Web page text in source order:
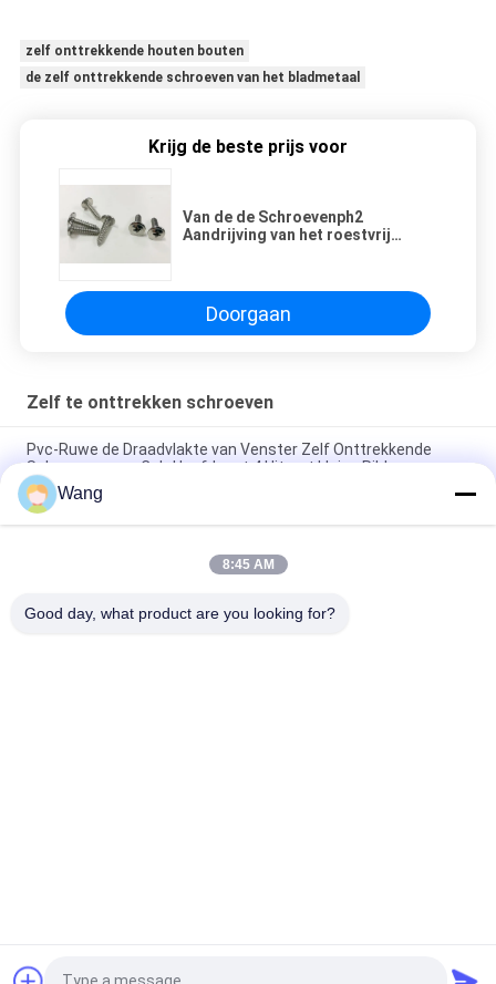
zelf onttrekkende houten bouten
de zelf onttrekkende schroeven van het bladmetaal
Krijg de beste prijs voor
Van de de Schroevenph2
Aandrijving van het roestvrij
Doorgaan
Zelf te onttrekken schroeven
Pvc-Ruwe de Draadvlakte van Venster Zelf Onttrekkende
Schroeven over Csk-Hoofd met 4 Uiterst kleine Ribben
Een B-van het Metaalschroeven JIS van het Punt Zelf
Onttrekkend Blad Dwars In een nis gezet Verzonken Hoofd
De verzonken Hoofd Zelf Onttrekkende Schroeven van Allen in
Wang
8:45 AM
Good day, what product are you looking for?